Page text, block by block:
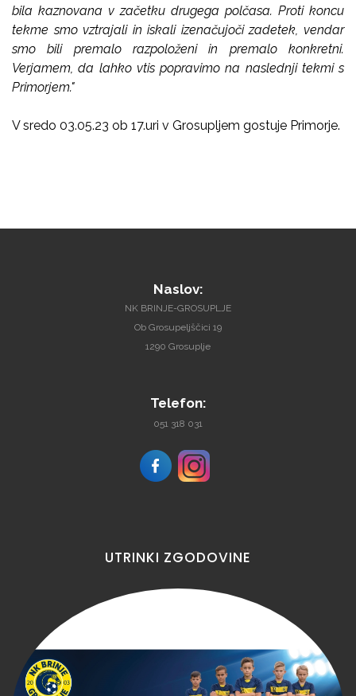
bila kaznovana v začetku drugega polčasa. Proti koncu
tekme smo vztrajali in iskali izenačujoči zadetek, vendar
smo bili premalo razpoloženi in premalo konkretni.
Verjamem, da lahko vtis popravimo na naslednji tekmi s
Primorjem."
V sredo 03.05.23 ob 17.uri v Grosupljem gostuje Primorje.
Naslov:
NK BRINJE-GROSUPLJE
Ob Grosupeljščici 19
1290 Grosuplje
Telefon:
051 318 031
UTRINKI ZGODOVINE